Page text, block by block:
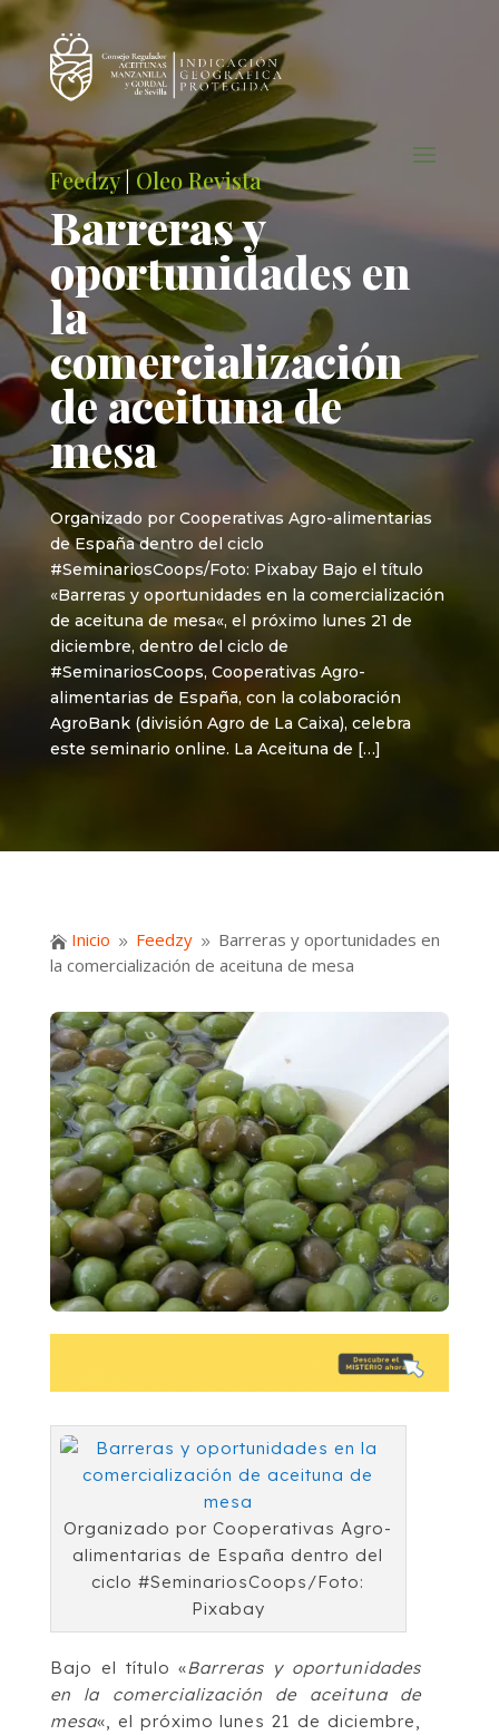
Feedzy|Oleo Revista
Barreras y
oportunidades en
la
comercialización
de aceituna de
mesa
Organizado por Cooperativas Agro-alimentarias
de España dentro del ciclo
#SeminariosCoops/Foto: Pixabay Bajo el título
«Barreras y oportunidades en la comercialización
de aceituna de mesa«, el próximo lunes 21 de
diciembre, dentro del ciclo de
#SeminariosCoops, Cooperativas Agro-
alimentarias de España, con la colaboración
AgroBank (división Agro de La Caixa), celebra
este seminario online. La Aceituna de […]
 Inicio 9 Feedzy 9 Barreras y oportunidades en
la comercialización de aceituna de mesa
Organizado por Cooperativas Agro-
alimentarias de España dentro del
ciclo #SeminariosCoops/Foto:
Pixabay
Bajo el título «Barreras y oportunidades
en la comercialización de aceituna de
mesa«, el próximo lunes 21 de diciembre,